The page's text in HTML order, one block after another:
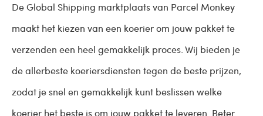
De Global Shipping marktplaats van Parcel Monkey
maakt het kiezen van een koerier om jouw pakket te
verzenden een heel gemakkelijk proces. Wij bieden je
de allerbeste koeriersdiensten tegen de beste prijzen,
zodat je snel en gemakkelijk kunt beslissen welke
koerier het beste is om jouw pakket te leveren. Beter